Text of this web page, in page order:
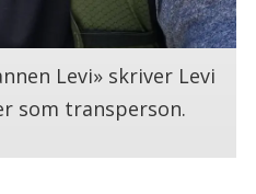
Levi» skriver Levi
som transperson.